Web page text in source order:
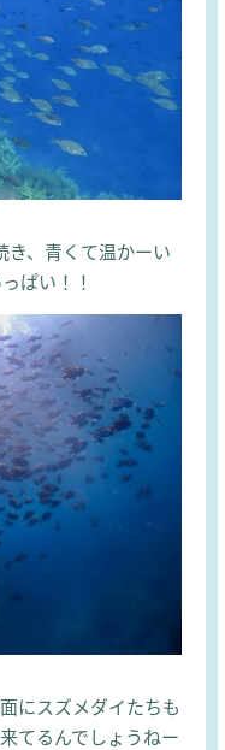
き、青くて温かーい
ぱい！！
にスズメダイたちも
てるんでしょうねー